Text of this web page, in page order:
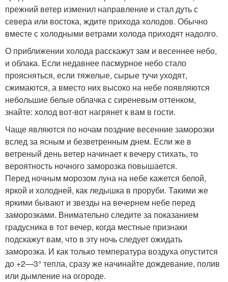
прежний ветер изменил направление и стал дуть с
севера или востока, ждите прихода холодов. Обычно
вместе с холодными ветрами холода приходят надолго.
О приближении холода расскажут зам и весеннее небо,
и облака. Если недавнее пасмурное небо стало
проясняться, если тяжелые, сырые тучи уходят,
сжимаются, а вместо них высоко на небе появляются
небольшие белые облачка с сиреневым оттенком,
знайте: холод вот-вот нагрянет к вам в гости.
Чаще являются по ночам поздние весенние заморозки
вслед за ясным и безветренным днем. Если же в
ветреный день ветер начинает к вечеру стихать, то
вероятность ночного заморозка повышается.
Перед ночным морозом луна на небе кажется белой,
яркой и холодней, как ледышка в проруби. Такими же
яркими бывают и звезды на вечернем небе перед
заморозками. Внимательно следите за показанием
градусника в тот вечер, когда местные признаки
подскажут вам, что в эту ночь следует ожидать
заморозка. И как только температура воздуха опустится
до +2—3° тепла, сразу же начинайте дождевание, полив
или дымление на огороде.